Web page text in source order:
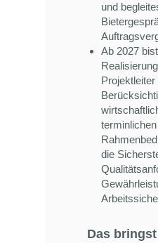
und
Ab 2027
Projektleiter
terminlichen
die
Das